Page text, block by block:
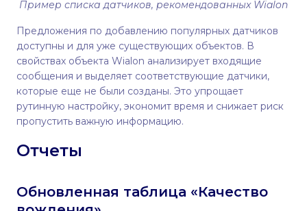
Пример списка датчиков, рекомендованных Wialon
Предложения по добавлению популярных датчиков
доступны и для уже существующих объектов. В
свойствах объекта Wialon анализирует входящие
сообщения и выделяет соответствующие датчики,
которые еще не были созданы. Это упрощает
рутинную настройку, экономит время и снижает риск
пропустить важную информацию.
Отчеты
Обновленная таблица «Качество